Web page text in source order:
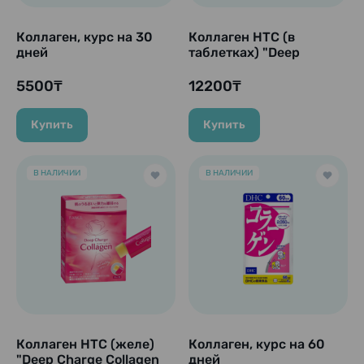
Коллаген, курс на 30
дней
5500₸
Купить
Коллаген HTC (в
таблетках) "Deep
таб (курс на 30 дней)
12200₸
Купить
В НАЛИЧИИ
Коллаген HTC (желе)
"Deep Charge Collagen
В НАЛИЧИИ
Коллаген, курс на 60
дней